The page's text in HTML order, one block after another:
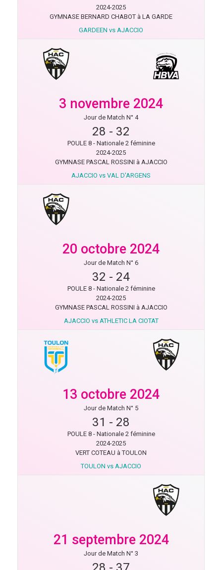
2024-2025
GYMNASE BERNARD CHABOT à LA GARDE
GARDEEN vs AJACCIO
3 novembre 2024
Jour de Match N° 4
28 - 32
POULE 8 - Nationale 2 féminine
2024-2025
GYMNASE PASCAL ROSSINI à AJACCIO
AJACCIO vs VAL D'ARGENS
20 octobre 2024
Jour de Match N° 6
32 - 24
POULE 8 - Nationale 2 féminine
2024-2025
GYMNASE PASCAL ROSSINI à AJACCIO
AJACCIO vs ATHLETIC LA CIOTAT
13 octobre 2024
Jour de Match N° 5
31 - 28
POULE 8 - Nationale 2 féminine
2024-2025
VERT COTEAU à TOULON
TOULON vs AJACCIO
21 septembre 2024
Jour de Match N° 3